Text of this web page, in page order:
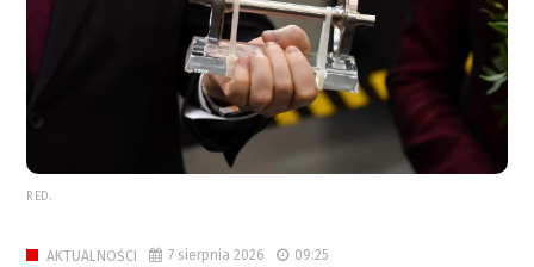
RED.
AKTUALNOŚCI 7 sierpnia 2026 09:25